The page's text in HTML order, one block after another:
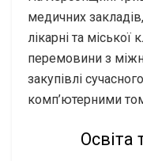
медичних
лікарні та міської
перемовини з
закупівлі
комп’ютерними
Освіта